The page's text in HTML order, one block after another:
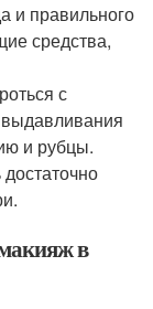
и правильного
средства,
с
и рубцы.
в